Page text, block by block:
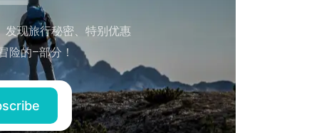
现旅行秘密、特别优惠
险的–部分！